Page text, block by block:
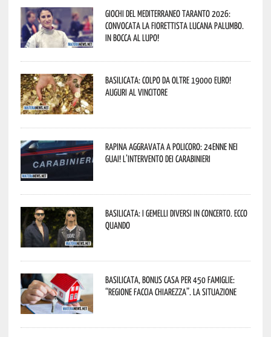
Giochi del Mediterraneo Taranto 2026:
convocata la fiorettista lucana Palumbo.
In bocca al lupo!
Basilicata: colpo da oltre 19000 Euro!
Auguri al vincitore
Rapina aggravata a Policoro: 24enne nei
guai! L’intervento dei Carabinieri
Basilicata: i Gemelli DiVersi in concerto. Ecco
quando
Basilicata, Bonus casa per 450 famiglie:
“Regione faccia chiarezza”. La situazione